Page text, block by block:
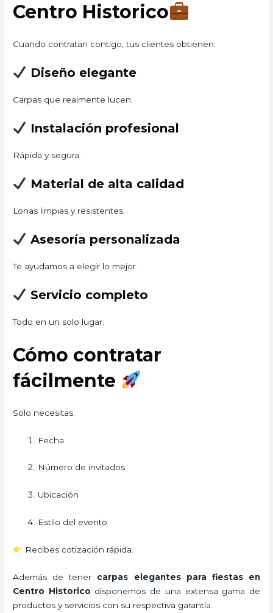
Centro Historico
Cuando contratan contigo, tus clientes obtienen:
Diseño elegante
Carpas que realmente lucen.
Instalación profesional
Rápida y segura.
Material de alta calidad
Lonas limpias y resistentes.
Asesoría personalizada
Te ayudamos a elegir lo mejor.
Servicio completo
Todo en un solo lugar.
Cómo contratar
fácilmente
Solo necesitas:
Fecha
Número de invitados
Ubicación
Estilo del evento
Recibes cotización rápida.
Además de tener carpas elegantes para fiestas
en
Centro Historico disponemos de una extensa gama de
productos y servicios con su respectiva garantía.